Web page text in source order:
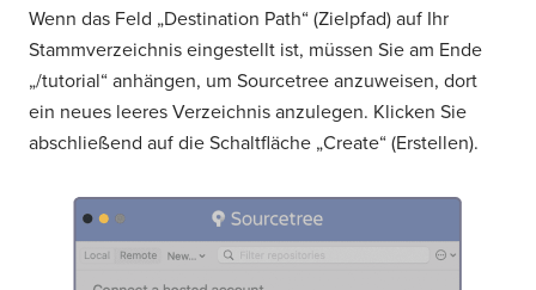
Wenn das Feld „Destination Path“ (Zielpfad) auf Ihr
Stammverzeichnis eingestellt ist, müssen Sie am Ende
„/tutorial“ anhängen, um Sourcetree anzuweisen, dort
ein neues leeres Verzeichnis anzulegen. Klicken Sie
abschließend auf die Schaltfläche „Create“ (Erstellen).